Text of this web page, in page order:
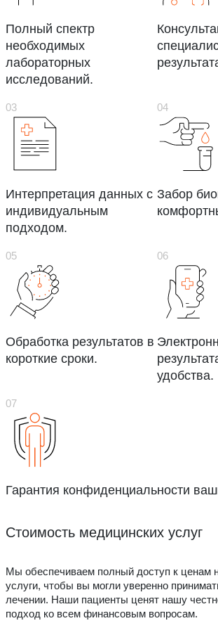
Полный спектр
необходимых
лабораторных
исследований.
Интерпретация данных с
индивидуальным
подходом.
Забор
Обработка результатов в
короткие сроки.
удобства.
Гарантия конфиденциальности
Стоимость медицинских услуг
Мы обеспечиваем полный доступ к ценам
услуги, чтобы вы могли уверенно
лечении. Наши пациенты ценят нашу
подход ко всем финансовым вопросам.